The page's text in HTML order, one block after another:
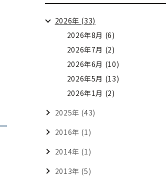
2026年 (33)
2026年8月 (6)
2026年7月 (2)
2026年6月 (10)
2026年5月 (13)
2026年1月 (2)
2025年 (43)
2016年 (1)
2014年 (1)
2013年 (5)